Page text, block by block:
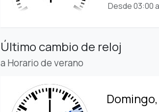
Desde 03:00
Último cambio de reloj
a Horario de verano